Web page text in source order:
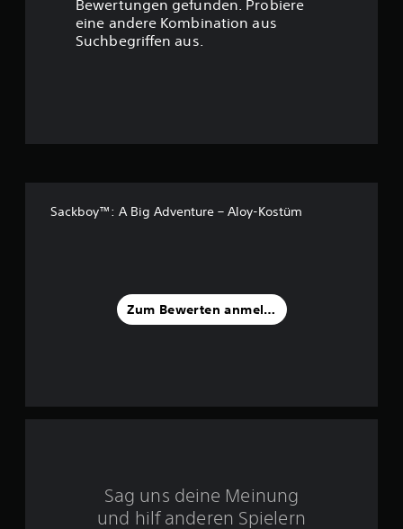
:
4
5
Bewertungen gefunden. Probiere
eine andere Kombination aus
Suchbegriffen aus.
Sackboy™: A Big Adventure – Aloy-Kostüm
Zum Bewerten anmelden
Sag uns deine Meinung
und hilf anderen Spielern